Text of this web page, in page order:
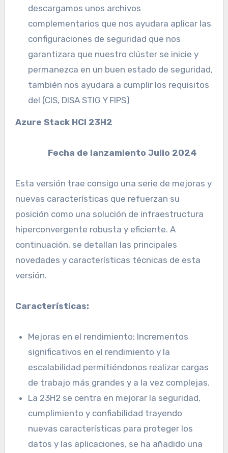
descargamos unos archivos
complementarios que nos ayudara aplicar las
configuraciones de seguridad que nos
garantizara que nuestro clúster se inicie y
permanezca en un buen estado de seguridad,
también nos ayudara a cumplir los requisitos
del (CIS, DISA STIG Y FIPS)
Azure Stack HCI 23H2
Fecha de lanzamiento Julio 2024
Esta versión trae consigo una serie de mejoras y
nuevas características que refuerzan su
posición como una solución de infraestructura
hiperconvergente robusta y eficiente. A
continuación, se detallan las principales
novedades y características técnicas de esta
versión.
Características:
Mejoras en el rendimiento: Incrementos
significativos en el rendimiento y la
escalabilidad permitiéndonos realizar cargas
de trabajo más grandes y a la vez complejas.
La 23H2 se centra en mejorar la seguridad,
cumplimiento y confiabilidad trayendo
nuevas características para proteger los
datos y las aplicaciones, se ha añadido una